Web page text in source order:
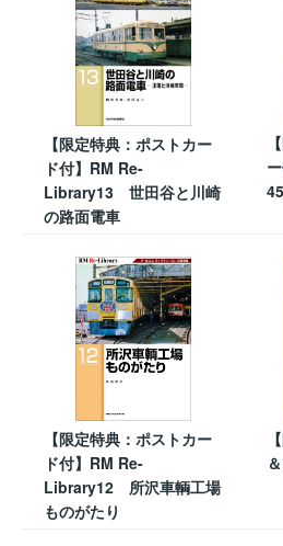
【限定特典：ポストカー
ド付】RM Re-
Library13 世田谷と川崎
の路面電車
【限定特典：ポストカー
ド付】RM Re-
Library12 所沢車輌工場
ものがたり